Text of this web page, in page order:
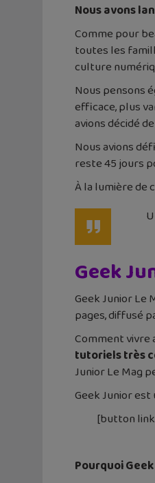
Nous avons
Comme pour
toutes les
culture
Nous pensons
efficace, plus
avions décidé
Nous avions
reste 45 jours
À la lumière de
Geek
Geek Junior Le
pages, diffusé
Comment vivre
tutoriels très
Junior Le Mag
Geek Junior
[button
Pourquoi